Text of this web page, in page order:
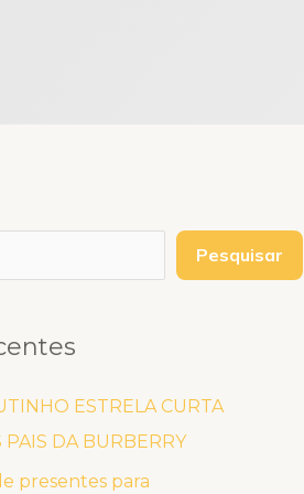
Pesquisar
ESTRELA CURTA
PAIS DA BURBERRY
presentes para